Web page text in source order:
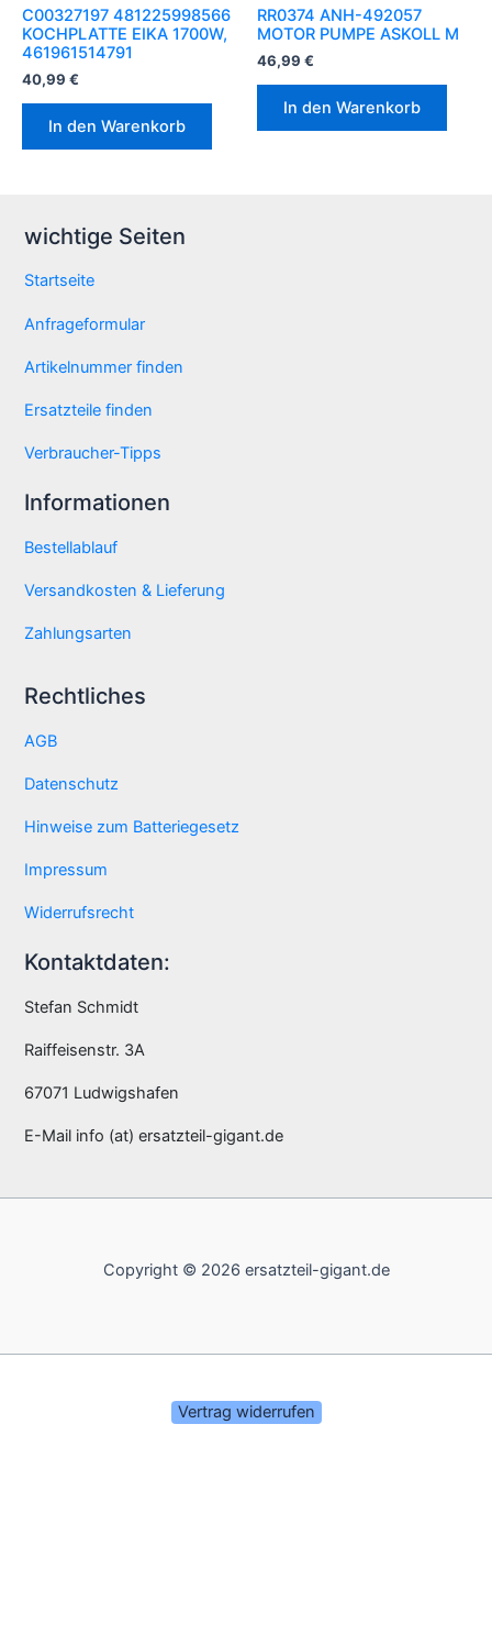
C00327197 481225998566
KOCHPLATTE EIKA 1700W,
461961514791
40,99 €
In den Warenkorb
RR0374 ANH-492057
MOTOR PUMPE ASKOLL M
46,99 €
In den Warenkorb
wichtige Seiten
Startseite
Anfrageformular
Artikelnummer finden
Ersatzteile finden
Verbraucher-Tipps
Informationen
Bestellablauf
Versandkosten & Lieferung
Zahlungsarten
Rechtliches
AGB
Datenschutz
Hinweise zum Batteriegesetz
Impressum
Widerrufsrecht
Kontaktdaten:
Stefan Schmidt
Raiffeisenstr. 3A
67071 Ludwigshafen
E-Mail info (at) ersatzteil-gigant.de
Copyright © 2026 ersatzteil-gigant.de
Vertrag widerrufen